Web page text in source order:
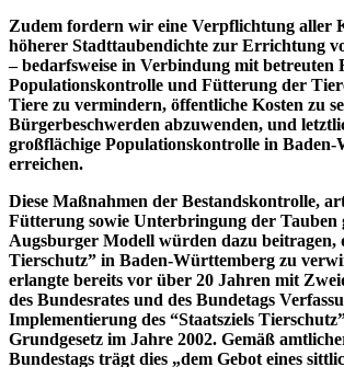
Zudem fordern wir eine Verpflichtung aller
höherer Stadttaubendichte zur Errichtung
– bedarfsweise in Verbindung mit betreuten
Populationskontrolle und Fütterung der
Tiere zu vermindern, öffentliche Kosten zu
Bürgerbeschwerden abzuwenden, und
großflächige Populationskontrolle in
erreichen.
Diese Maßnahmen der Bestandskontrolle,
Fütterung sowie Unterbringung der Tauben
Augsburger Modell würden dazu beitragen,
Tierschutz” in Baden-Württemberg zu
erlangte bereits vor über 20 Jahren mit
des Bundesrates und des Bundetags
Implementierung des “Staatsziels
Grundgesetz im Jahre 2002. Gemäß
Bundestags trägt dies „dem Gebot eines